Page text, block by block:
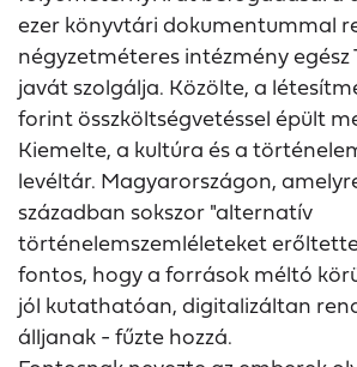
ezer könyvtári dokumentummal
négyzetméteres intézmény
javát szolgálja. Közölte, a
forint összköltségvetéssel épült
Kiemelte, a kultúra és a
levéltár. Magyarországon,
században sokszor "alternatív
történelemszemléleteket
fontos, hogy a források méltó
jól kutathatóan, digitalizáltan
álljanak - fűzte hozzá.